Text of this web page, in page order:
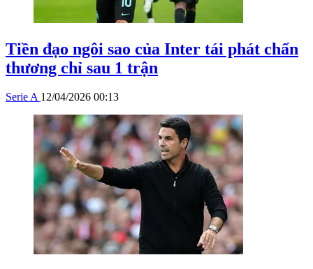
Tiền đạo ngôi sao của Inter tái phát chấn
thương chỉ sau 1 trận
Serie A 12/04/2026 00:13